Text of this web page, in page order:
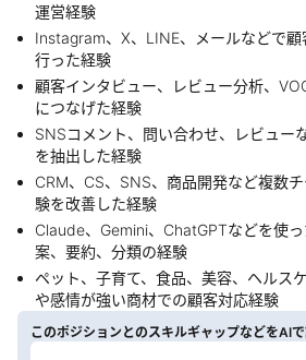
運営経験
Instagram、X、LINE、メールなどで
行った経験
顧客インタビュー、レビュー分析、
につなげた経験
SNSコメント、問い合わせ、レビュー
を抽出した経験
CRM、CS、SNS、商品開発など複数
験を改善した経験
Claude、Gemini、ChatGPTなどを使
案、要約、分類の経験
ペット、子育て、食品、美容、ヘルス
や感情が強い商材での顧客対応経験
このポジションとのスキルギャップなどをAI